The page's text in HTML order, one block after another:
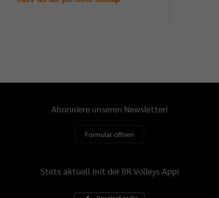
Abonniere unseren Newsletter!
Formular öffnen
Stets aktuell mit der BR Volleys App!